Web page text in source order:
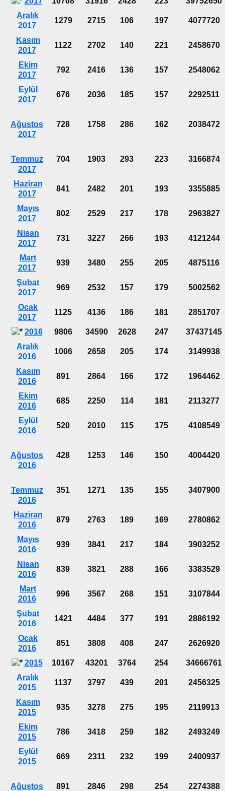
Aralık
2017
1279 2715 106 197 4077720
Kasım
2017
1122 2702 140 221 2458670
Ekim
2017
792 2416 136 157 2548062
Eylül
2017
676 2036 185 157 2292511
Ağustos
2017
728 1758 286 162 2038472
Temmuz
2017
704 1903 293 223 3166874
Haziran
2017
841 2482 201 193 3355885
Mayıs
2017
802 2529 217 178 2963827
Nisan
2017
731 3227 266 193 4121244
Mart
2017
939 3480 255 205 4875116
Şubat
2017
969 2532 157 179 5002562
Ocak
2017
1125 4136 186 181 2851707
2016 9806 34590 2628 247
37437145
Aralık
2016
1006 2658 205 174 3149938
Kasım
2016
891 2864 166 172 1964462
Ekim
2016
685 2250 114 181 2113277
Eylül
2016
520 2010 115 175 4108549
Ağustos
2016
428 1253 146 150 4004420
Temmuz
2016
351 1271 135 155 3407900
Haziran
2016
879 2763 189 169 2780862
Mayıs
2016
939 3841 217 184 3903252
Nisan
2016
839 3821 288 166 3383529
Mart
2016
996 3567 268 151 3107844
Şubat
2016
1421 4484 377 191 2886192
Ocak
2016
851 3808 408 247 2626920
2015 10167 43201 3764 254
34666761
Aralık
2015
1137 3797 439 201 2456325
Kasım
2015
935 3278 275 195 2119913
Ekim
2015
786 3418 259 182 2493249
Eylül
2015
669 2311 232 199 2400937
Ağustos
891 2846 298 254 2274388